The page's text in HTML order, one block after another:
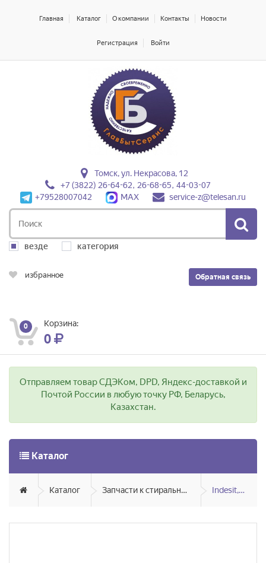
Главная Каталог О компании Контакты Новости
Регистрация Войти
Томск, ул. Некрасова, 12
+7 (3822) 26-64-62, 26-68-65, 44-03-07
+79528007042
MAX service-z@telesan.ru
везде категория
Обратная связь
избранное
0 Корзина:
0
Отправляем товар СДЭКом, DPD, Яндекс-доставкой и
Почтой России в любую точку РФ, Беларусь,
Казахстан.
Каталог
Каталог Запчасти к стиральным и посудомоечным машинам Indesit, Ariston, Hotpoint